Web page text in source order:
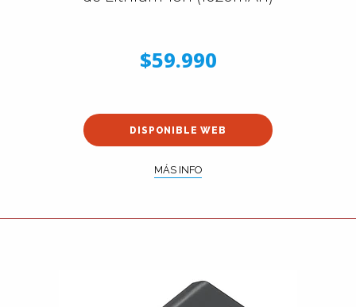
$59.990
DISPONIBLE WEB
MÁS INFO